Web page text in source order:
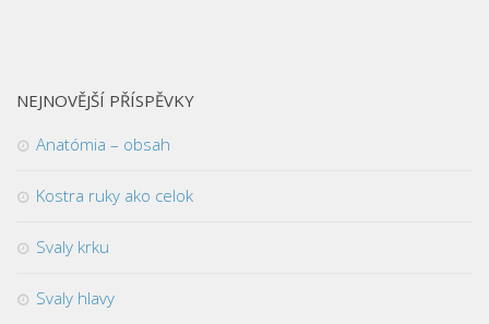
NEJNOVĚJŠÍ PŘÍSPĚVKY
Anatómia – obsah
Kostra ruky ako celok
Svaly krku
Svaly hlavy